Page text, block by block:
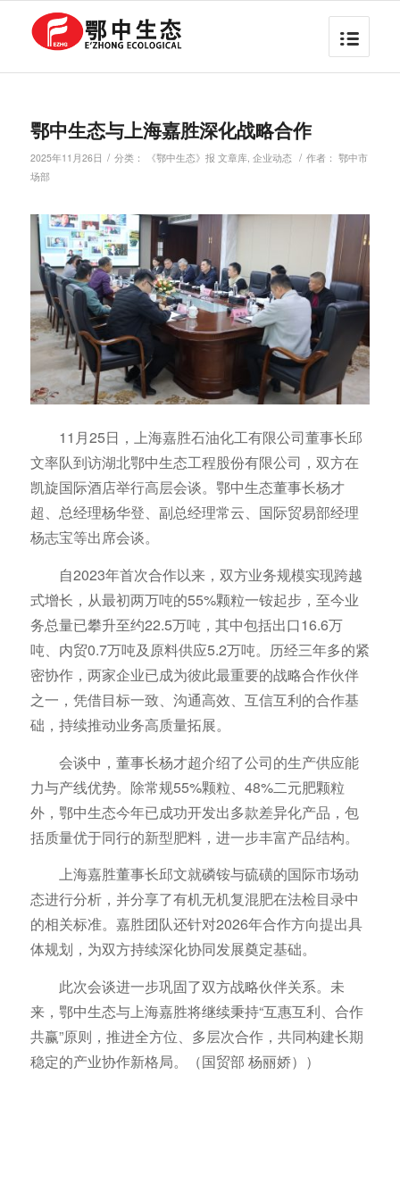
鄂中生态与上海嘉胜深化战略合作
2025年11月26日 / 分类： 《鄂中生态》报 文章库, 企业动态 / 作者： 鄂中市
场部
11月25日，上海嘉胜石油化工有限公司董事长邱
文率队到访湖北鄂中生态工程股份有限公司，双方在
凯旋国际酒店举行高层会谈。鄂中生态董事长杨才
超、总经理杨华登、副总经理常云、国际贸易部经理
杨志宝等出席会谈。
自2023年首次合作以来，双方业务规模实现跨越
式增长，从最初两万吨的55%颗粒一铵起步，至今业
务总量已攀升至约22.5万吨，其中包括出口16.6万
吨、内贸0.7万吨及原料供应5.2万吨。历经三年多的紧
密协作，两家企业已成为彼此最重要的战略合作伙伴
之一，凭借目标一致、沟通高效、互信互利的合作基
础，持续推动业务高质量拓展。
会谈中，董事长杨才超介绍了公司的生产供应能
力与产线优势。除常规55%颗粒、48%二元肥颗粒
外，鄂中生态今年已成功开发出多款差异化产品，包
括质量优于同行的新型肥料，进一步丰富产品结构。
上海嘉胜董事长邱文就磷铵与硫磺的国际市场动
态进行分析，并分享了有机无机复混肥在法检目录中
的相关标准。嘉胜团队还针对2026年合作方向提出具
体规划，为双方持续深化协同发展奠定基础。
此次会谈进一步巩固了双方战略伙伴关系。未
来，鄂中生态与上海嘉胜将继续秉持“互惠互利、合作
共赢”原则，推进全方位、多层次合作，共同构建长期
稳定的产业协作新格局。（国贸部 杨丽娇））